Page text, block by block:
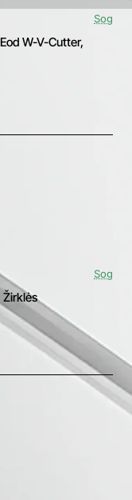
Sog
W-V-Cutter,
Sog
Žirklės